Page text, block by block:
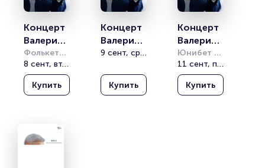
Концерт
Валерия
Меладзе
Фолькетеатрет
(Folketeateret)
8 сент, вт, 20:00
Купить
Концерт
Валерия
Меладзе9 сент, ср, 20:00
Купить
Концерт
Валерия
Меладзе
Юнибет
Арена
(Unibet
Arena)
11 сент, пт, 20:00
Купить